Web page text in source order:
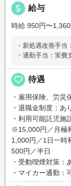
attach_money 給与
時給 950円〜1,360
・新処遇改善手当
・通勤手当：実費
favorite_border 待遇
・雇用保険、労災
・退職金制度：あ
・利用可能託児施
※15,000円／月極
1,000円／1日一時
500円／半日
・受動喫煙対策：
・マイカー通勤：